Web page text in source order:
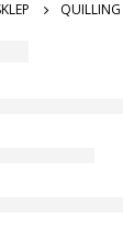
QUILLING